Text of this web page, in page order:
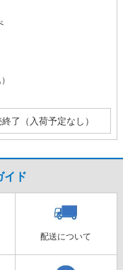
了（入荷予定なし）
イド
配送について